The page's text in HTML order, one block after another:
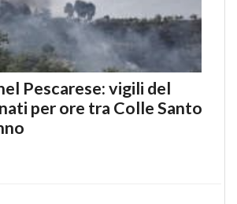
Pescarese: vigili del
per ore tra Colle Santo